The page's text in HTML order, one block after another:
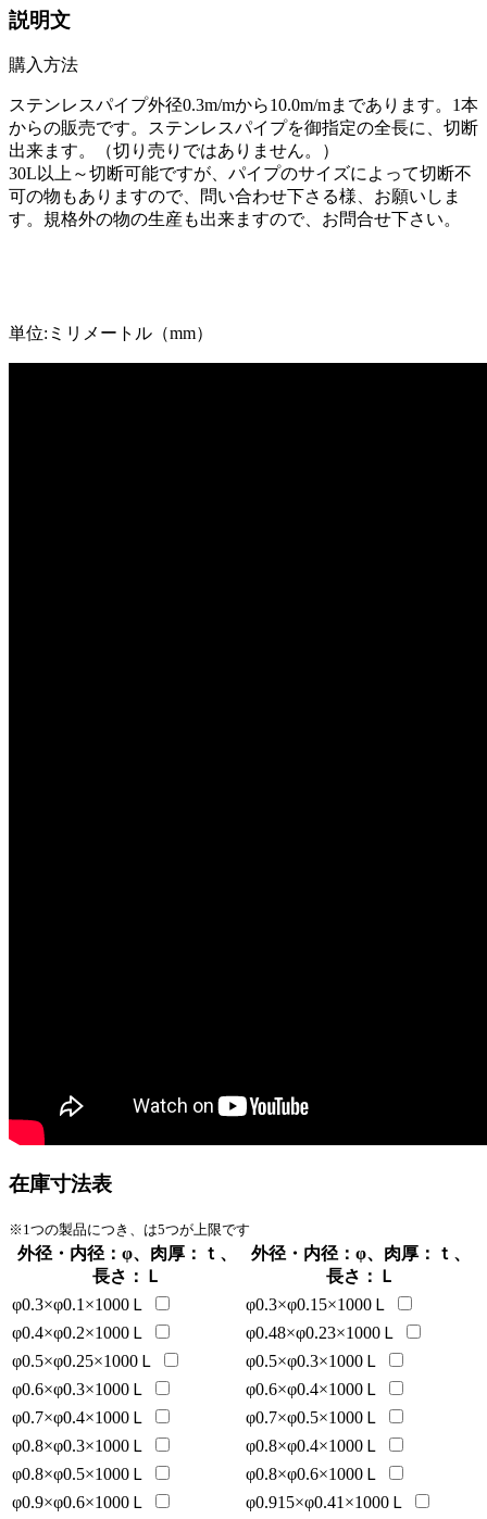
説明文
購入方法
ステンレスパイプ外径0.3m/mから10.0m/mまであります。1本
からの販売です。ステンレスパイプを御指定の全長に、切断
出来ます。（切り売りではありません。）
30L以上～切断可能ですが、パイプのサイズによって切断不
可の物もありますので、問い合わせ下さる様、お願いしま
す。規格外の物の生産も出来ますので、お問合せ下さい。
単位:ミリメートル（mm）
在庫寸法表
※1つの製品につき、は5つが上限です
外径・内径：φ、肉厚：ｔ、
長さ：Ｌ
外径・内径：φ、肉厚：ｔ、
長さ：Ｌ
φ0.3×φ0.1×1000Ｌ
φ0.3×φ0.15×1000Ｌ
φ0.4×φ0.2×1000Ｌ
φ0.48×φ0.23×1000Ｌ
φ0.5×φ0.25×1000Ｌ
φ0.5×φ0.3×1000Ｌ
φ0.6×φ0.3×1000Ｌ
φ0.6×φ0.4×1000Ｌ
φ0.7×φ0.4×1000Ｌ
φ0.7×φ0.5×1000Ｌ
φ0.8×φ0.3×1000Ｌ
φ0.8×φ0.4×1000Ｌ
φ0.8×φ0.5×1000Ｌ
φ0.8×φ0.6×1000Ｌ
φ0.9×φ0.6×1000Ｌ
φ0.915×φ0.41×1000Ｌ